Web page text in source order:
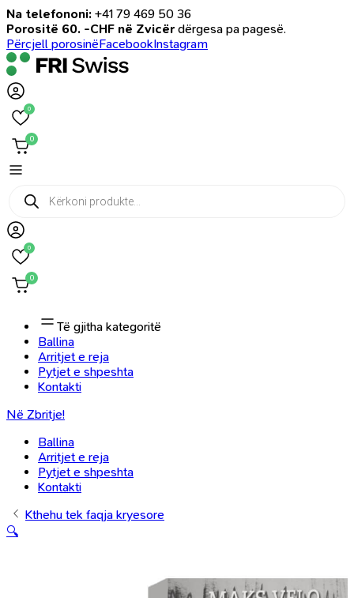
Na telefononi: +41 79 469 50 36
Porositë 60. -CHF në Zvicër dërgesa pa pagesë.
Përcjell porosinëFacebookInstagram
0
0
Products
search
0
0
Të gjitha kategoritë
Ballina
Arritjet e reja
Pytjet e shpeshta
Kontakti
Në Zbritje!
Ballina
Arritjet e reja
Pytjet e shpeshta
Kontakti
Kthehu tek faqja kryesore
🔍